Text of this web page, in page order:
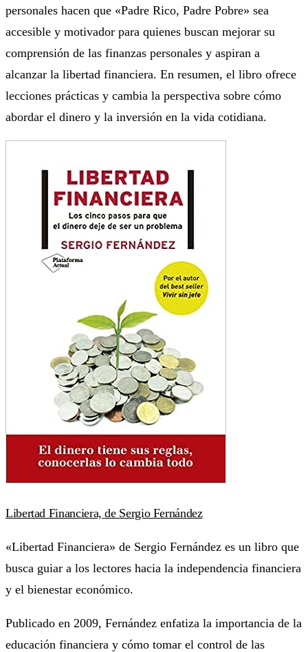
personales hacen que «Padre Rico, Padre Pobre» sea
accesible y motivador para quienes buscan mejorar su
comprensión de las finanzas personales y aspiran a
alcanzar la libertad financiera. En resumen, el libro ofrece
lecciones prácticas y cambia la perspectiva sobre cómo
abordar el dinero y la inversión en la vida cotidiana.
Libertad Financiera, de Sergio Fernández
«Libertad Financiera» de Sergio Fernández es un libro que
busca guiar a los lectores hacia la independencia financiera
y el bienestar económico.
Publicado en 2009, Fernández enfatiza la importancia de la
educación financiera y cómo tomar el control de las